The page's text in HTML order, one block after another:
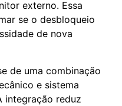
externo. Essa
se o desbloqueio
de nova
de uma combinação
e sistema
integração reduz